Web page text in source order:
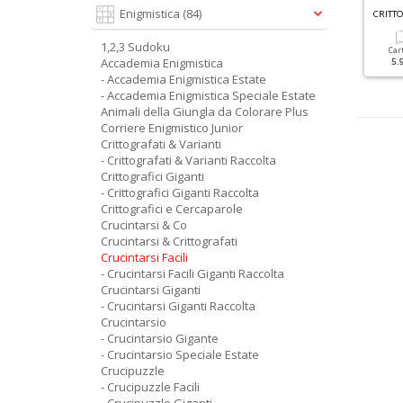
Digitale
1.50 € 5.90 €
Enigmistica (84)
1,2,3 Sudoku
Accademia Enigmistica
- Accademia Enigmistica Estate
- Accademia Enigmistica Speciale Estate
Animali della Giungla da Colorare Plus
Corriere Enigmistico Junior
Crittografati & Varianti
- Crittografati & Varianti Raccolta
Crittografici Giganti
- Crittografici Giganti Raccolta
Crittografici e Cercaparole
Crucintarsi & Co
Crucintarsi & Crittografati
Crucintarsi Facili
- Crucintarsi Facili Giganti Raccolta
Crucintarsi Giganti
- Crucintarsi Giganti Raccolta
Crucintarsio
- Crucintarsio Gigante
- Crucintarsio Speciale Estate
Crucipuzzle
- Crucipuzzle Facili